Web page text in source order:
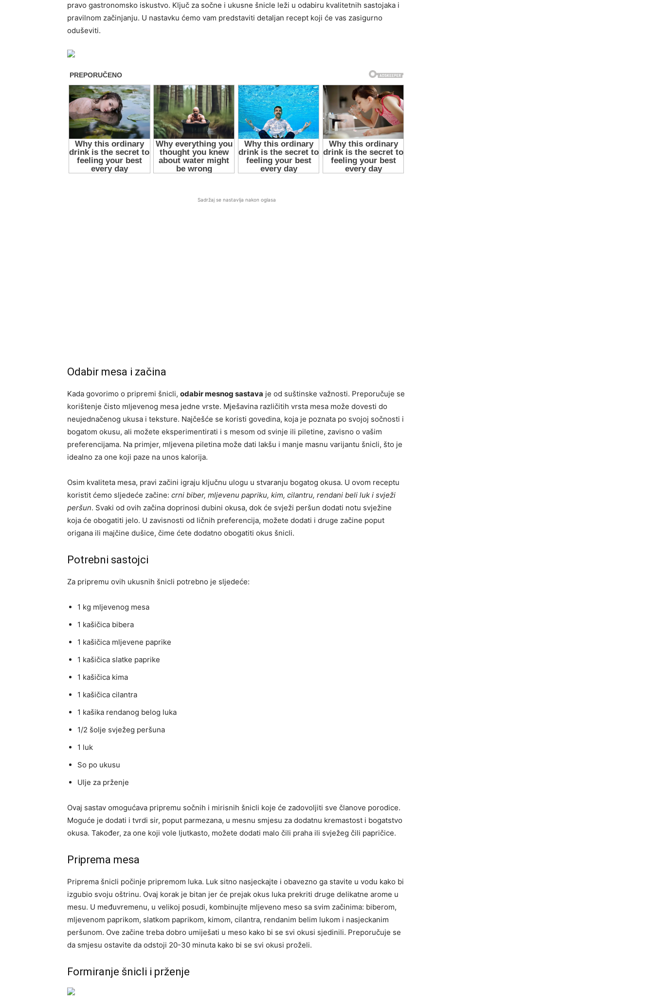
pravo gastronomsko iskustvo. Ključ za sočne i ukusne šnicle leži u odabiru kvalitetnih sastojaka i
pravilnom začinjanju. U nastavku ćemo vam predstaviti detaljan recept koji će vas zasigurno
oduševiti.
Sadržaj se nastavlja nakon oglasa
Odabir mesa i začina
Kada govorimo o pripremi šnicli, odabir mesnog sastava je od suštinske važnosti. Preporučuje se
korištenje čisto mljevenog mesa jedne vrste. Mješavina različitih vrsta mesa može dovesti do
neujednačenog ukusa i teksture. Najčešće se koristi govedina, koja je poznata po svojoj sočnosti i
bogatom okusu, ali možete eksperimentirati i s mesom od svinje ili piletine, zavisno o vašim
preferencijama. Na primjer, mljevena piletina može dati lakšu i manje masnu varijantu šnicli, što je
idealno za one koji paze na unos kalorija.
Osim kvaliteta mesa, pravi začini igraju ključnu ulogu u stvaranju bogatog okusa. U ovom receptu
koristit ćemo sljedeće začine: crni biber, mljevenu papriku, kim, cilantru, rendani beli luk i svježi
peršun. Svaki od ovih začina doprinosi dubini okusa, dok će svježi peršun dodati notu svježine
koja će obogatiti jelo. U zavisnosti od ličnih preferencija, možete dodati i druge začine poput
origana ili majčine dušice, čime ćete dodatno obogatiti okus šnicli.
Potrebni sastojci
Za pripremu ovih ukusnih šnicli potrebno je sljedeće:
1 kg mljevenog mesa
1 kašičica bibera
1 kašičica mljevene paprike
1 kašičica slatke paprike
1 kašičica kima
1 kašičica cilantra
1 kašika rendanog belog luka
1/2 šolje svježeg peršuna
1 luk
So po ukusu
Ulje za prženje
Ovaj sastav omogućava pripremu sočnih i mirisnih šnicli koje će zadovoljiti sve članove porodice.
Moguće je dodati i tvrdi sir, poput parmezana, u mesnu smjesu za dodatnu kremastost i bogatstvo
okusa. Također, za one koji vole ljutkasto, možete dodati malo čili praha ili svježeg čili papričice.
Priprema mesa
Priprema šnicli počinje pripremom luka. Luk sitno nasjeckajte i obavezno ga stavite u vodu kako bi
izgubio svoju oštrinu. Ovaj korak je bitan jer će prejak okus luka prekriti druge delikatne arome u
mesu. U međuvremenu, u velikoj posudi, kombinujte mljeveno meso sa svim začinima: biberom,
mljevenom paprikom, slatkom paprikom, kimom, cilantra, rendanim belim lukom i nasjeckanim
peršunom. Ove začine treba dobro umiješati u meso kako bi se svi okusi sjedinili. Preporučuje se
da smjesu ostavite da odstoji 20-30 minuta kako bi se svi okusi proželi.
Formiranje šnicli i prženje